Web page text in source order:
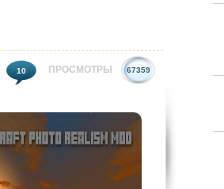
ПРОСМОТРЫ 67359
10